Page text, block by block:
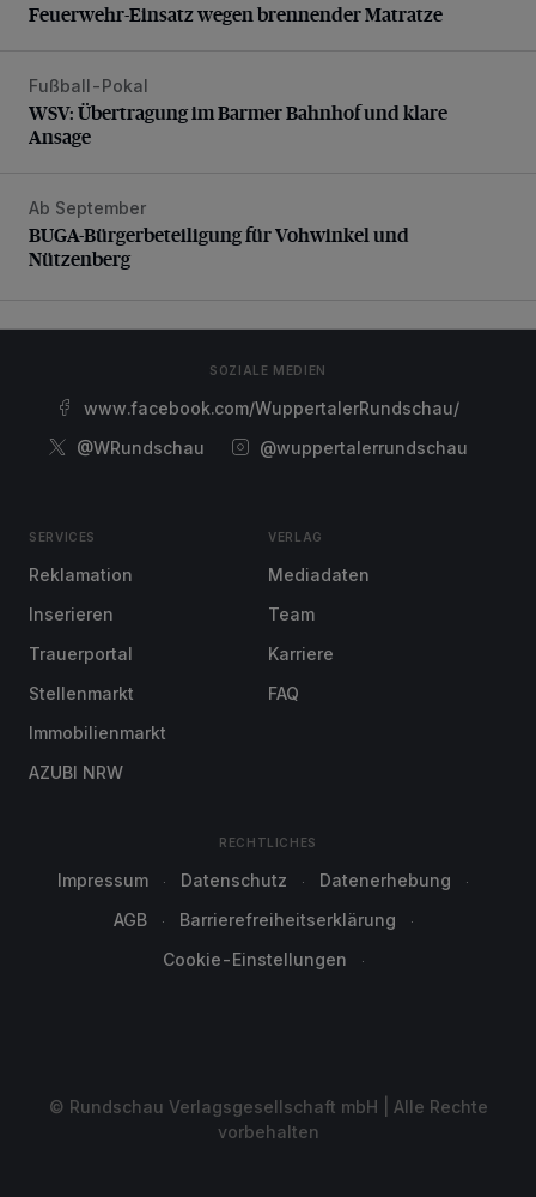
Feuerwehr-Einsatz wegen brennender Matratze
WSV: Übertragung im Barmer Bahnhof und klare Ansage
Fußball-Pokal
WSV: Übertragung im Barmer Bahnhof und klare
Ansage
BUGA-Bürgerbeteiligung für Vohwinkel und Nützenberg
Ab September
BUGA-Bürgerbeteiligung für Vohwinkel und
Nützenberg
SOZIALE MEDIEN
www.facebook.com/WuppertalerRundschau/
@WRundschau
@wuppertalerrundschau
SERVICES
Reklamation
Inserieren
Trauerportal
Stellenmarkt
Immobilienmarkt
AZUBI NRW
VERLAG
Mediadaten
Team
Karriere
FAQ
RECHTLICHES
Impressum Datenschutz
Datenerhebung
AGB
Barrierefreiheitserklärung
Cookie-Einstellungen
© Rundschau Verlagsgesellschaft mbH | Alle Rechte
vorbehalten